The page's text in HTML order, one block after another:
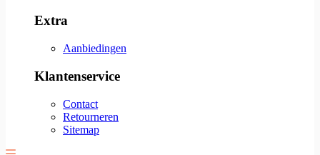
Extra
Aanbiedingen
Klantenservice
Contact
Retourneren
Sitemap